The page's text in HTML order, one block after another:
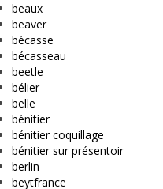
beaux
beaver
bécasse
bécasseau
beetle
bélier
belle
bénitier
bénitier coquillage
bénitier sur présentoir
berlin
beytfrance